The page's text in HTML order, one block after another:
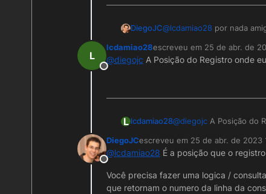
DiegoJC@lcdamiao28 por nada
L
Offline
lcdamiao28escreveu em 25 de abr. de
última edição por
@diegojc A Posição do Registro onde
L lcdamiao28@diegojc A Posição do
Offline
DiegoJCescreveu em 25 de abr. de 2023
última edição por DiegoJC
@lcdamiao28 É a posição que o
Você precisa fazer uma logica /
que retornam o numero da linha da